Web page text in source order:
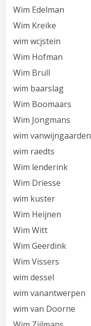
Wim Edelman
Wim Kreike
wim wcjstein
Wim Hofman
Wim Brull
wim baarslag
Wim Boomaars
Wim Jongmans
wim vanwijngaarden
wim raedts
Wim lenderink
Wim Driesse
wim kuster
Wim Heijnen
Wim Witt
Wim Geerdink
Wim Vissers
wim dessel
wim vanantwerpen
wim van Doorne